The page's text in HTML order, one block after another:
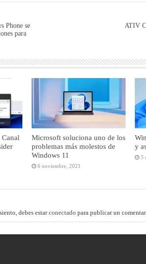
Phone se
para
ATIV
Microsoft soluciona uno de los
problemas más molestos de
Windows 11
6 noviembre, 2021
y
5
debes estarconectado para publicar un